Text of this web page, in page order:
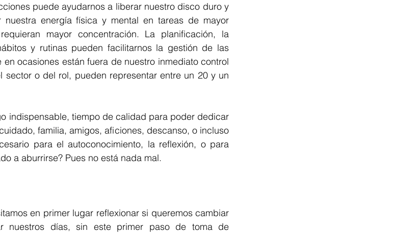
puede ayudarnos a liberar nuestro disco duro y
energía física y mental en tareas de mayor
mayor concentración. La planificación, la
y rutinas pueden facilitarnos la gestión de las
ocasiones están fuera de nuestro inmediato control
o del rol, pueden representar entre un 20 y un
indispensable, tiempo de calidad para poder dedicar
familia, amigos, aficiones, descanso, o incluso
para el autoconocimiento, la reflexión, o para
a aburrirse? Pues no está nada mal.
en primer lugar reflexionar si queremos cambiar
nuestros días, sin este primer paso de toma de